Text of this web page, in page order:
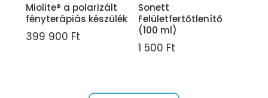
Miolite® a polarizált
fényterápiás készülék
399 900 Ft
Sonett
Felületfertőtlenítő
(100 ml)
1 500 Ft